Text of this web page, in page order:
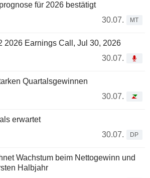
für 2026 bestätigt
30.07.
MT
2026 Earnings Call, Jul 30, 2026
30.07.
Quartalsgewinnen
30.07.
erwartet
30.07.
DP
Wachstum beim Nettogewinn und
Halbjahr